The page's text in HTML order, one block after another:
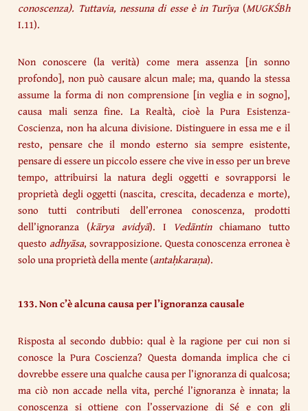
conoscenza). Tuttavia, nessuna di esse è in Turīya(MUGKŚBh
I.11).
Non conoscere (la verità) come mera assenza [in sonno
profondo], non può causare alcun male; ma, quando la stessa
assume la forma di non comprensione [in veglia e in sogno],
causa mali senza fine. La Realtà, cioè la Pura Esistenza-
Coscienza, non ha alcuna divisione. Distinguere in essa me e il
resto, pensare che il mondo esterno sia sempre esistente,
pensare di essere un piccolo essere che vive in esso per un breve
tempo, attribuirsi la natura degli oggetti e sovrapporsi le
proprietà degli oggetti (nascita, crescita, decadenza e morte),
sono tutti contributi dell’erronea conoscenza, prodotti
dell’ignoranza (kārya avidyā). I Vedāntinchiamano tutto
questo adhyāsa, sovrapposizione. Questa conoscenza erronea è
solo una proprietà della mente (antaḥkaraṇa).
133. Non c’è alcuna causa per l’ignoranza causale
Risposta al secondo dubbio: qual è la ragione per cui non si
conosce la Pura Coscienza? Questa domanda implica che ci
dovrebbe essere una qualche causa per l’ignoranza di qualcosa;
ma ciò non accade nella vita, perché l’ignoranza è innata; la
conoscenza si ottiene con l’osservazione di Sé e con gli